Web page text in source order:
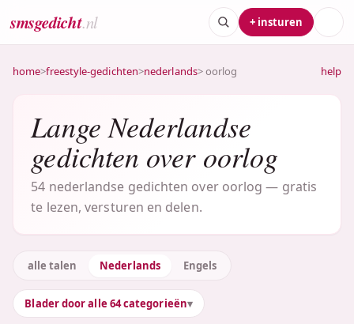
smsgedicht.nl + insturen
home>freestyle-gedichten>nederlands> oorlog help
Lange Nederlandse
gedichten over oorlog
54 nederlandse gedichten over oorlog — gratis
te lezen, versturen en delen.
alle talen Nederlands Engels
Blader door alle 64 categorieën